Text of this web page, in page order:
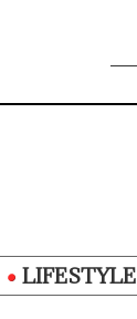
LIFESTYLE